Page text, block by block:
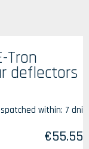
Tron
deflectors
within: 7 dni
€55.55